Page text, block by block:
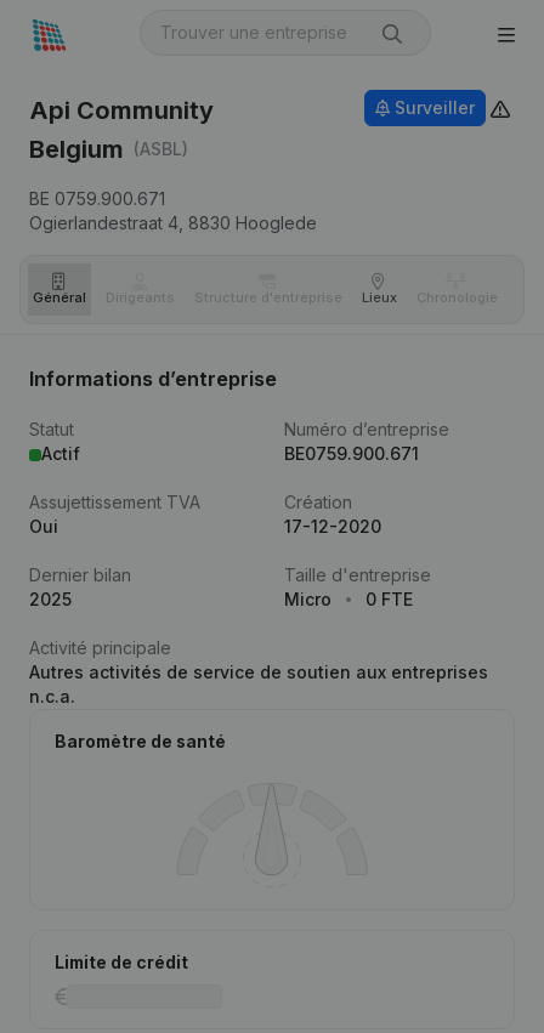
Api Community
Belgium (ASBL)
BE 0759.900.671
Ogierlandestraat 4, 8830 Hooglede
Surveiller
Général Dirigeants Structure d'entreprise Lieux Chronologie
Informations d’entreprise
Statut
Actif
Numéro d’entreprise
BE0759.900.671
Assujettissement TVA
Oui
Création
17-12-2020
Dernier bilan
2025
Taille d'entreprise
Micro
0 FTE
Activité principale
Autres activités de service de soutien aux entreprises
n.c.a.
Baromètre de santé
Limite de crédit